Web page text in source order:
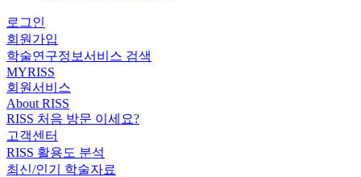
로그인
회원가입
학술연구정보서비스 검색
MYRISS
회원서비스
About RISS
RISS 처음 방문 이세요?
고객센터
RISS 활용도 분석
최신/인기 학술자료